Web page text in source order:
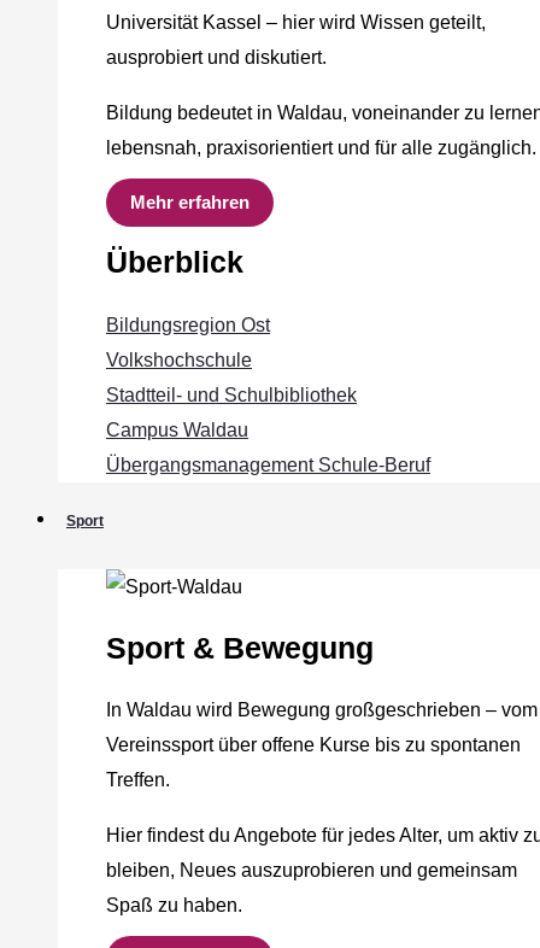
Universität Kassel – hier wird Wissen geteilt,
ausprobiert und diskutiert.
Bildung bedeutet in Waldau, voneinander zu
lebensnah, praxisorientiert und für alle zugänglich.
Mehr erfahren
Überblick
Bildungsregion Ost
Volkshochschule
Stadtteil- und Schulbibliothek
Campus Waldau
Übergangsmanagement Schule‐Beruf
Sport
Sport & Bewegung
In Waldau wird Bewegung großgeschrieben – vom
Vereinssport über offene Kurse bis zu spontanen
Treffen.
Hier findest du Angebote für jedes Alter, um aktiv
bleiben, Neues auszuprobieren und gemeinsam
Spaß zu haben.